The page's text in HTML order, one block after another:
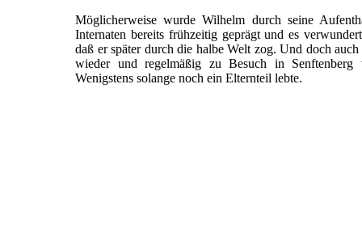
Möglicherweise wurde Wilhelm durch seine
Internaten bereits frühzeitig geprägt und es
daß er später durch die halbe Welt zog. Und doch
wieder und regelmäßig zu Besuch in Senftenberg
Wenigstens solange noch ein Elternteil lebte.